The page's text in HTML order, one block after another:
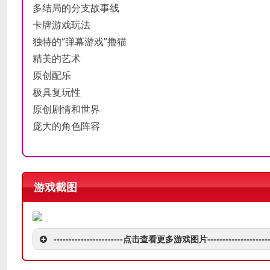
多结局的分支故事线
卡牌游戏玩法
独特的“弹幕游戏”撸猫
精美的艺术
原创配乐
极具复玩性
原创剧情和世界
庞大的角色阵容
游戏截图
-----------------------点击查看更多游戏图片